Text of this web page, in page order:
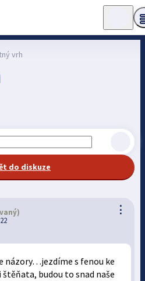
vrh
do diskuze
⋮
názory…jezdíme s fenou ke
budou to snad naše